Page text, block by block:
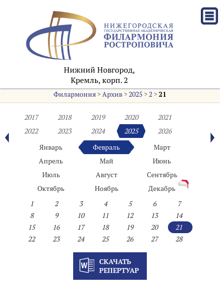
Нижний Новгород,
Кремль, корп. 2
Филармония>Архив>2025>2>21
2017 2018 2019 2020
2021
2022
2023 2024 2025
2026
Январь
Февраль
Март
Апрель
Май
Июнь
Июль
Август
Сентябрь
Октябрь
Ноябрь
Декабрь
1
2 3 4 5 6
7
8
9 10 11 12 13
14
15
16 17 18 19 20
21
22
23 24 25 26 27 28
СКАЧАТЬ
РЕПЕРТУАР